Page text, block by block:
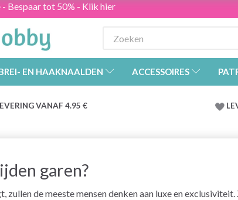
- Bespaar tot 50% - Klik hier
EN HAAKNAALDEN ACCESSOIRES
VANAF 4.95 €
garen?
zullen de meeste mensen denken aan luxe en